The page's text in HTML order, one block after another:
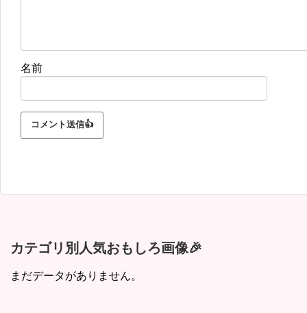
名前
カテゴリ別人気おもしろ画像🎉
まだデータがありません。